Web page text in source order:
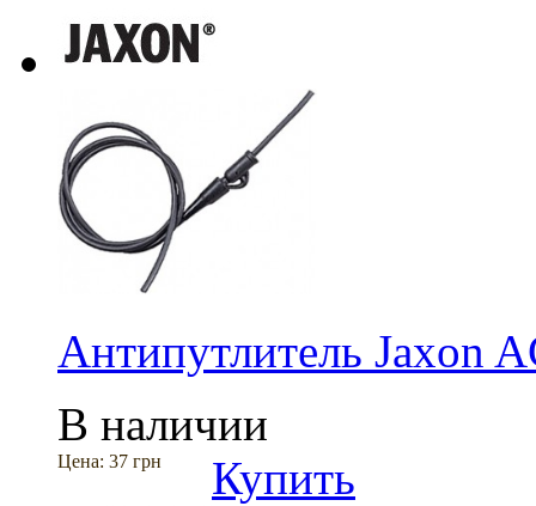
Антипутлитель Jaxon
В наличии
Цена: 37 грн Купить